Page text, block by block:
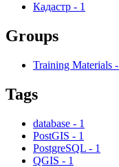
Кадастр - 1
Groups
Training Materials -
Tags
database - 1
PostGIS - 1
PostgreSQL - 1
QGIS - 1